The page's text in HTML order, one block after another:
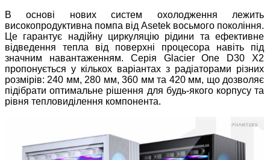
В основі нових систем охолодження лежить
високопродуктивна помпа від Asetek восьмого покоління.
Це гарантує надійну циркуляцію рідини та ефективне
відведення тепла від поверхні процесора навіть під
значним навантаженням. Серія Glacier One D30 X2
пропонується у кількох варіантах з радіаторами різних
розмірів: 240 мм, 280 мм, 360 мм та 420 мм, що дозволяє
підібрати оптимальне рішення для будь-якого корпусу та
рівня тепловиділення компонента.